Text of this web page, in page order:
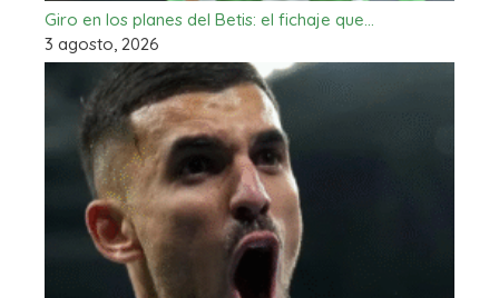
Giro en los planes del Betis: el fichaje que…
3 agosto, 2026